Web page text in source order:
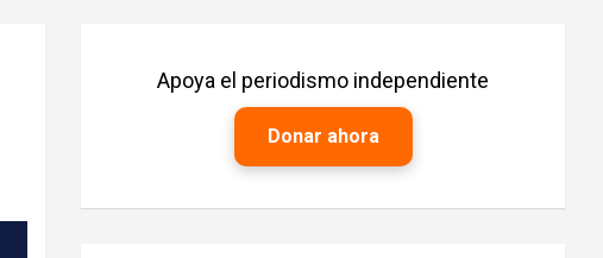
Apoya el periodismo independiente
Donar ahora